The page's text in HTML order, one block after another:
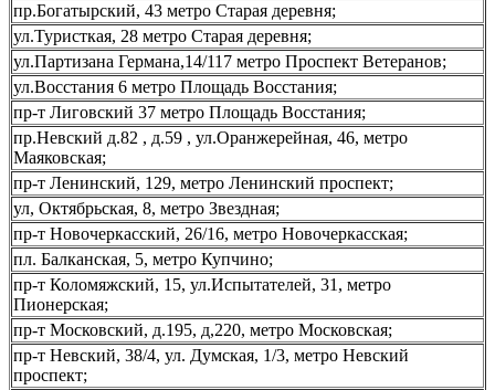
пр.Богатырский, 43 метро Старая деревня;
ул.Туристкая, 28 метро Старая деревня;
ул.Партизана Германа,14/117 метро Проспект Ветеранов;
ул.Восстания 6 метро Площадь Восстания;
пр-т Лиговский 37 метро Площадь Восстания;
пр.Невский д.82 , д.59 , ул.Оранжерейная, 46, метро
Маяковская;
пр-т Ленинский, 129, метро Ленинский проспект;
ул, Октябрьская, 8, метро Звездная;
пр-т Новочеркасский, 26/16, метро Новочеркасская;
пл. Балканская, 5, метро Купчино;
пр-т Коломяжский, 15, ул.Испытателей, 31, метро
Пионерская;
пр-т Московский, д.195, д,220, метро Московская;
пр-т Невский, 38/4, ул. Думская, 1/3, метро Невский
проспект;